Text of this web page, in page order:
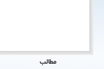
کوماکس
مطالب